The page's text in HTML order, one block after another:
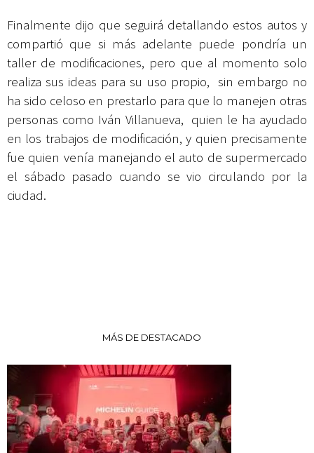
Finalmente dijo que seguirá detallando estos autos y
compartió que si más adelante puede pondría un
taller de modificaciones, pero que al momento solo
realiza sus ideas para su uso propio, sin embargo no
ha sido celoso en prestarlo para que lo manejen otras
personas como Iván Villanueva, quien le ha ayudado
en los trabajos de modificación, y quien precisamente
fue quien venía manejando el auto de supermercado
el sábado pasado cuando se vio circulando por la
ciudad.
MÁS DE DESTACADO